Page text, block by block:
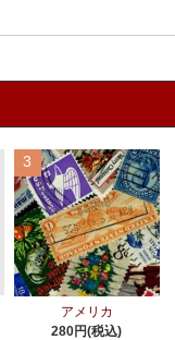
3
アメリカ
280円(税込)